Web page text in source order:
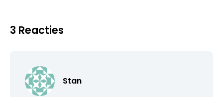
3 Reacties
Stan